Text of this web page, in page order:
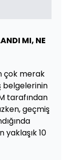
MI, NE
çok merak
belgelerinin
tarafından
geçmiş
yaklaşık 10